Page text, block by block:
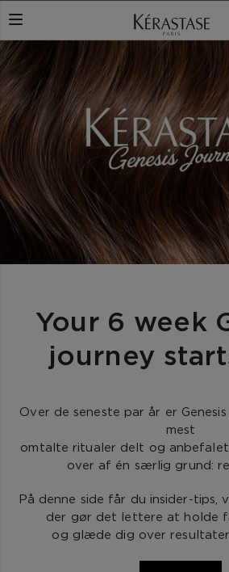
NAVIGATIONSKNAP
Your 6 week
journey
Over de seneste par år er
mest
omtalte ritualer delt og
over af én særlig grund:
På denne side får du insider-tips,
der gør det lettere at holde
og glæde dig over